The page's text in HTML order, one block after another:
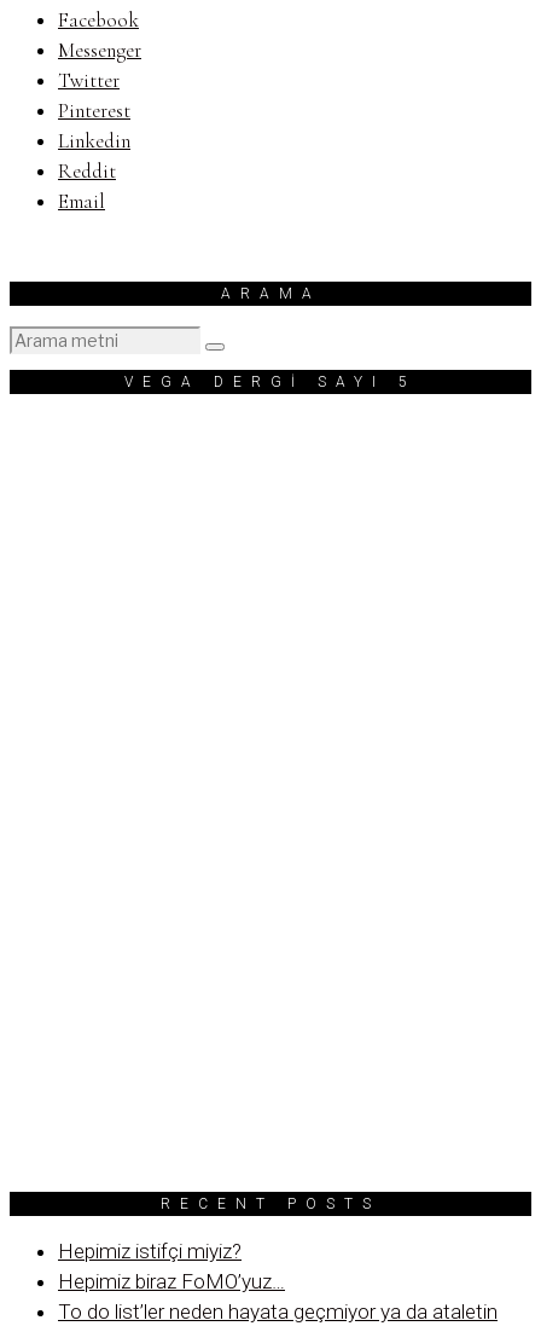
Facebook
Messenger
Twitter
Pinterest
Linkedin
Reddit
Email
ARAMA
VEGA DERGİ SAYI 5
RECENT POSTS
Hepimiz istifçi miyiz?
Hepimiz biraz FoMO’yuz…
To do list’ler neden hayata geçmiyor ya da ataletin